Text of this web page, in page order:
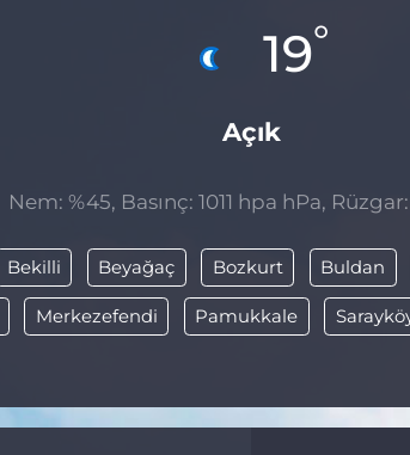
19°
Açık
Nem: %45, Basınç: 1011 hpa hPa,
Bekilli Beyağaç Bozkurt Buldan
Merkezefendi Pamukkale